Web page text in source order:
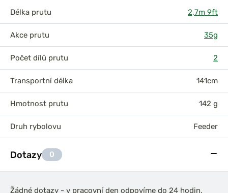
Délka prutu 2,7m 9ft
Akce prutu 35g
Počet dílů prutu 2
Transportní délka 141cm
Hmotnost prutu 142 g
Druh rybolovu Feeder
Dotazy 0
Žádné dotazy - v pracovní den odpovíme do 24 hodin,